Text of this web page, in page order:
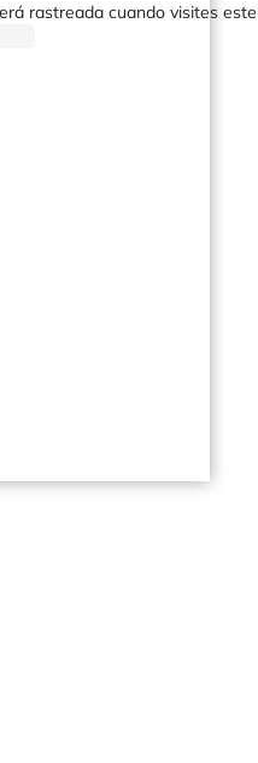
rastreada cuando visites